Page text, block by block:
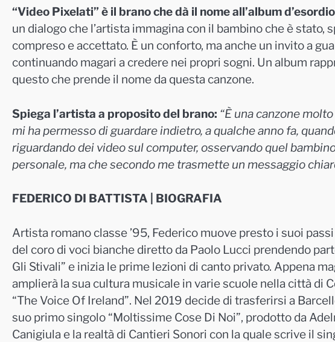
“Video Pixelati” è il brano che dà il nome all’album
un dialogo che l’artista immagina con il bambino che è stato,
compreso e accettato. È un conforto, ma anche un invito a
continuando magari a credere nei propri sogni. Un album
questo che prende il nome da questa canzone.
Spiega l’artista a proposito del brano: “È una canzone
mi ha permesso di guardare indietro, a qualche anno fa,
riguardando dei video sul computer, osservando quel
personale, ma che secondo me trasmette un messaggio
FEDERICO DI BATTISTA | BIOGRAFIA
Artista romano classe ’95, Federico muove presto i suoi
del coro di voci bianche diretto da Paolo Lucci prendendo
Gli Stivali” e inizia le prime lezioni di canto privato. Appena
amplierà la sua cultura musicale in varie scuole nella città di
“The Voice Of Ireland”. Nel 2019 decide di trasferirsi a
suo primo singolo “Moltissime Cose Di Noi”, prodotto da
Canigiula e la realtà di Cantieri Sonori con la quale scrive il